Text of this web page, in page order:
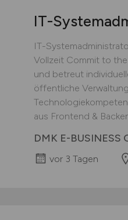
IT-
IT-
Vollzeit Commit to
und betreut
öffentliche
aus Frontend &
DMK E-BUSINESS
vor 3 Tagen